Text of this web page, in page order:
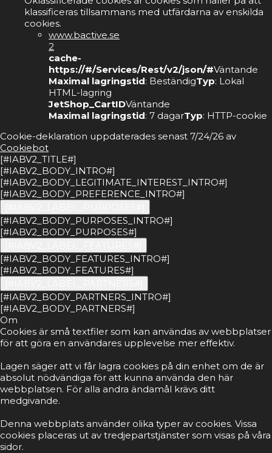
klassificeras tillsammans med utfärdarna av enskilda
cookies.
www.bactive.se
2
cache-
https://#/Services/Rest/v2/json/#Väntande
Maximal lagringstid: BeständigTyp: Lokal
HTML-lagring
JetShop_CartIDVäntande
Maximal lagringstid: 7 dagarTyp: HTTP-cookie
Cookie-deklaration uppdaterades senast 7/24/26 av
Cookiebot
[#IABV2_TITLE#]
[#IABV2_BODY_INTRO#]
[#IABV2_BODY_LEGITIMATE_INTEREST_INTRO#]
[#IABV2_BODY_PREFERENCE_INTRO#]
[#IABV2_BODY_PURPOSES_INTRO#]
[#IABV2_BODY_PURPOSES#]
[#IABV2_BODY_FEATURES_INTRO#]
[#IABV2_BODY_FEATURES#]
[#IABV2_BODY_PARTNERS_INTRO#]
[#IABV2_BODY_PARTNERS#]
Om
Cookies är små textfiler som kan användas av webbplatser
för att göra en användares upplevelse mer effektiv.
Lagen säger att vi får lagra cookies på din enhet om de är
absolut nödvändiga för att kunna använda den här
webbplatsen. För alla andra ändamål krävs ditt
medgivande.
Denna webbplats använder olika typer av cookies. Vissa
cookies placeras ut av tredjepartstjänster som visas på våra
sidor.